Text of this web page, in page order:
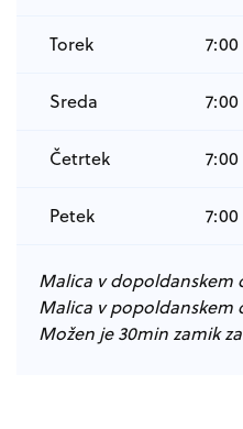
Torek 7:00
Sreda 7:00
Četrtek 7:00
Petek 7:00
Malica v dopoldanskem
Malica v popoldanskem
Možen je 30min zamik